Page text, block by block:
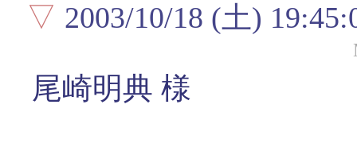
▽ 2003/10/18 (土)
尾崎明典 様